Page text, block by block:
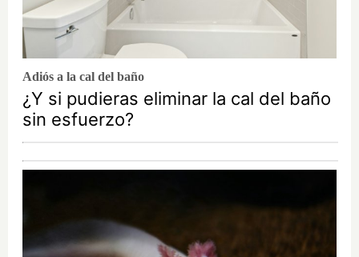
Adiós a la cal del baño
¿Y si pudieras eliminar la cal del baño
sin esfuerzo?